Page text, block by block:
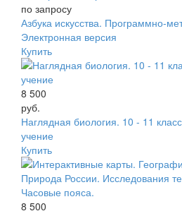
по запросу
Азбука искусства. Программно-
Электронная версия
Купить
8 500
руб.
Наглядная биология. 10 - 11
учение
Купить
8 500